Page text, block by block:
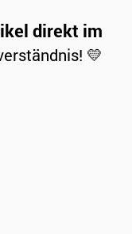
direkt im
💛